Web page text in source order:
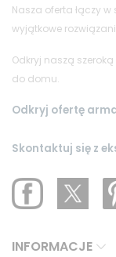
Nasza oferta łączy
wyjątkowe
Odkryj naszą
do domu.
Odkryj ofertę
Skontaktuj się z
INFORMACJE